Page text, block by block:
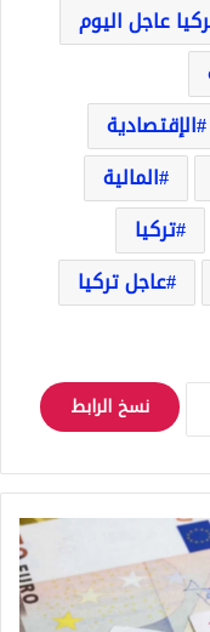
عاجل اليوم
الإقتصادية
المالية
تركيا
عاجل تركيا
نسخ الرابط